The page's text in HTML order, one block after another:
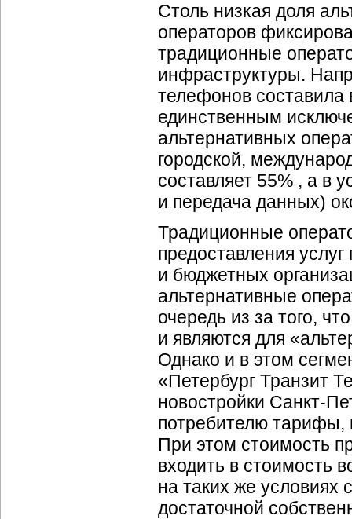
Столь низкая доля
операторов
традиционные
инфраструктуры.
телефонов
единственным
альтернативных
городской,
составляет 55% , а в
и передача данных)
Традиционные
предоставления
и бюджетных
альтернативные
очередь из за того,
и являются для
Однако и в этом
«Петербург Транзит
новостройки Санкт-
потребителю тарифы,
При этом стоимость
входить в стоимость
на таких же условиях
достаточной